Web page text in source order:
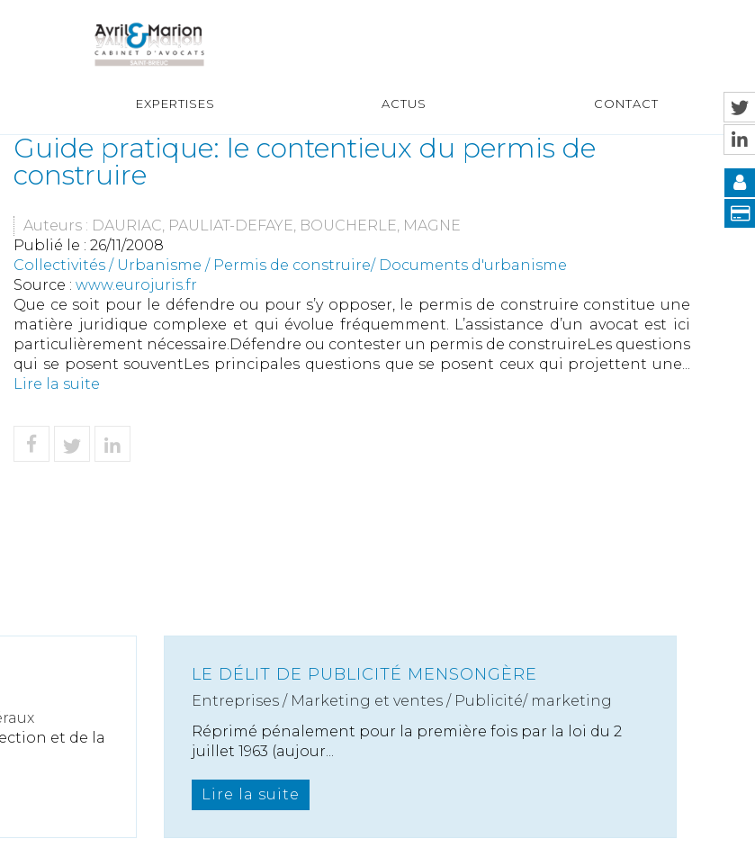
EXPERTISES ACTUS CONTACT
Guide pratique: le contentieux du permis de
construire
Auteurs : DAURIAC, PAULIAT-DEFAYE, BOUCHERLE, MAGNE
Publié le : 26/11/2008
Collectivités / Urbanisme / Permis de construire/ Documents d'urbanisme
Source : www.eurojuris.fr
Que ce soit pour le défendre ou pour s’y opposer, le permis de construire constitue une
matière juridique complexe et qui évolue fréquemment. L’assistance d’un avocat est ici
particulièrement nécessaire.Défendre ou contester un permis de construireLes questions
qui se posent souventLes principales questions que se posent ceux qui projettent une...
Lire la suite
et de la
LE DÉLIT DE PUBLICITÉ MENSONGÈRE
Entreprises / Marketing et ventes / Publicité/ marketing
Réprimé pénalement pour la première fois par la loi du 2
juillet 1963 (aujour...
Lire la suite